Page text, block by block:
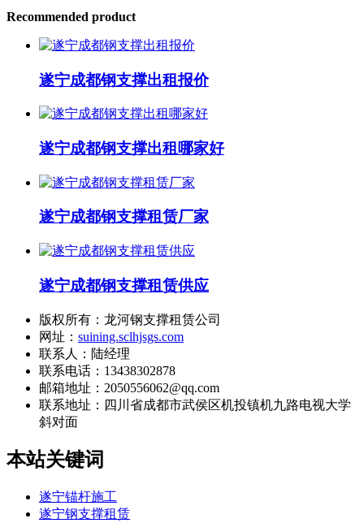
Recommended product
遂宁成都钢支撑出租报价
遂宁成都钢支撑出租哪家好
遂宁成都钢支撑租赁厂家
遂宁成都钢支撑租赁供应
版权所有：龙河钢支撑租赁公司
网址： suining.sclhjsgs.com
联系人：陆经理
联系电话：13438302878
邮箱地址：2050556062@qq.com
联系地址： 四川省成都市武侯区机投镇机九路电视大学
斜对面
本站关键词
遂宁锚杆施工
遂宁钢支撑租赁